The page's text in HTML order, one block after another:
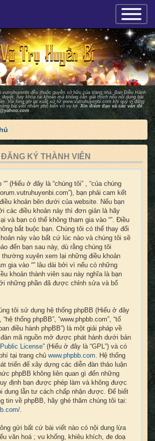
×
đều thuộc quyền sở hữu của trang nhà. Ban Ðiều Hành
hay khóa tài khoản mà không cần giải thích nếu nội dung bài
Vui lòng ghi lại xuất xứ từwww.vutruhuyenbi.comkhi quý vị đăng
bài viết nhằm phổ biến vô vụ lợi. Xin điểm đạo và các vấn đề
KÝ THÀNH VIÊN
(Hiểu ở đây là “chúng tôi” , “của chúng
bạn phải cam kết
khoản bên dưới của website. Nếu bạn
các điều khoản này thì đơn giản là hãy
và bạn có thể không tham gia vào “”. Điều
bắt buộc bạn. Chúng tôi có thể thay đổi
này vào bất cứ lúc nào và chúng tôi sẽ
đến bạn sau này, dù rằng chúng tôi
thường xuyên xem lại những điều khoản
gia vào “” lâu dài bởi vì nếu có những
khoản thành viên sau này nghĩa là bạn
những phần đã được chỉnh sửa và bổ
tôi sử dụng hệ thống phpBB (Hiểu ở đây
“hệ thống phpBB”, “www.phpbb.com”, “tổ
điều hành phpBB”) là một giải pháp về
mã nguồn mở được phát hành dưới bản
License” (Hiểu ở đây là “GPL”) và có
tại trang chủ www.phpbb.com. Hệ thống
triển để xây dựng các diễn đàn thảo luận
phpBB không liên quan gì đến những
định bạn được phép làm và không được
dung lẫn tư cách chấp nhận được. Để biết
tin về phpBB, hãy ghé thăm chúng tôi tại:
.
gửi bất cứ bài viết nào có nội dung lừa
văn hoá ; vu khống, khiêu khích, đe doạ